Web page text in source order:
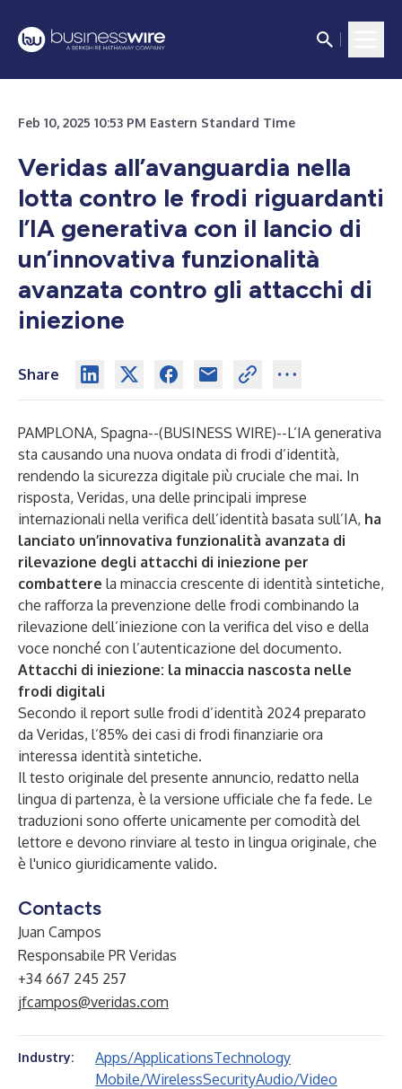
Feb 10, 2025 10:53 PM Eastern Standard Time
Veridas all’avanguardia nella
lotta contro le frodi riguardanti
l’IA generativa con il lancio di
un’innovativa funzionalità
avanzata contro gli attacchi di
iniezione
Share
PAMPLONA, Spagna--(BUSINESS WIRE)--L’IA generativa
sta causando una nuova ondata di frodi d’identità,
rendendo la sicurezza digitale più cruciale che mai. In
risposta, Veridas, una delle principali imprese
internazionali nella verifica dell’identità basata sull’IA, ha
lanciato un’innovativa funzionalità avanzata di
rilevazione degli attacchi di iniezione per
combattere la minaccia crescente di identità sintetiche,
che rafforza la prevenzione delle frodi combinando la
rilevazione dell’iniezione con la verifica del viso e della
voce nonché con l’autenticazione del documento.
Attacchi di iniezione: la minaccia nascosta nelle
frodi digitali
Secondo ilreport sulle frodi d’identità 2024 preparato
da Veridas, l’85% dei casi di frodi finanziarie ora
interessa identità sintetiche.
Il testo originale del presente annuncio, redatto nella
lingua di partenza, è la versione ufficiale che fa fede. Le
traduzioni sono offerte unicamente per comodità del
lettore e devono rinviare al testo in lingua originale, che
è l'unico giuridicamente valido.
Contacts
Juan Campos
Responsabile PR Veridas
+34 667 245 257
jfcampos@veridas.com
Industry: Apps/ApplicationsTechnology
Mobile/WirelessSecurityAudio/Video